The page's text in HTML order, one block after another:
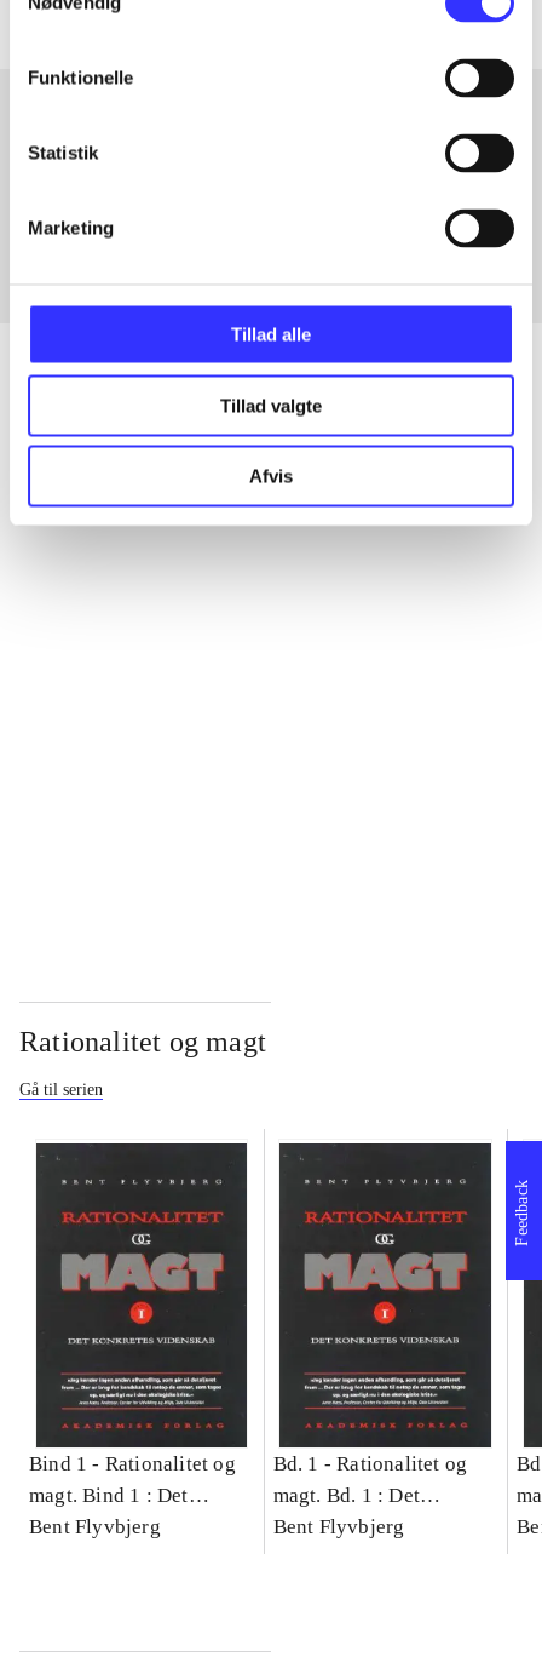
Funktionelle
Statistik
Marketing
Tillad alle
Tillad valgte
Afvis
Artikler med samme emner
Artikler
Alle registrerede artikler fordelt på udgivelser
Rationalitet og magt
Gå til serien
Bind 1 - Rationalitet og
magt. Bind 1 : Det
konkretes videnskab
Bent Flyvbjerg
Bd. 1 -Rationalitet og
magt. Bd. 1 : Det
konkretes videnskab
Bent Flyvbjerg
Feedback